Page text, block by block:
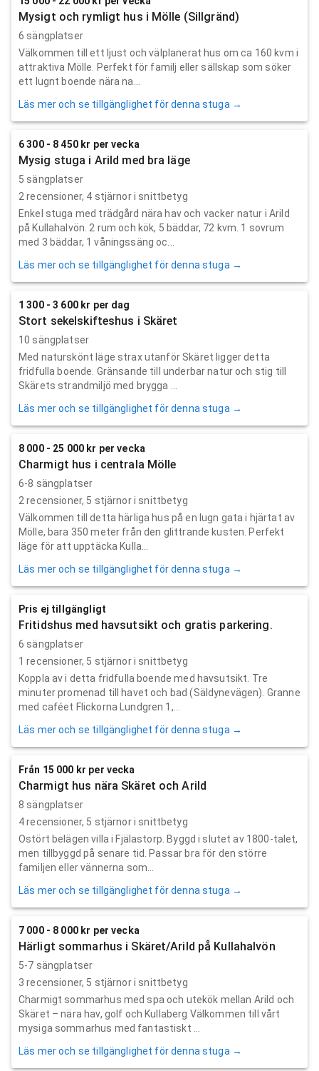
Mysigt och rymligt hus i Mölle (Sillgränd)
6 sängplatser
Välkommen till ett ljust och välplanerat hus om ca 160 kvm i
attraktiva Mölle. Perfekt för familj eller sällskap som söker
ett lugnt boende nära na...
Läs mer och se tillgänglighet för denna stuga →
6 300 - 8 450 kr per vecka
Mysig stuga i Arild med bra läge
5 sängplatser
2 recensioner, 4 stjärnor i snittbetyg
Enkel stuga med trädgård nära hav och vacker natur i Arild
på Kullahalvön. 2 rum och kök, 5 bäddar, 72 kvm. 1 sovrum
med 3 bäddar, 1 våningssäng oc...
Läs mer och se tillgänglighet för denna stuga →
1 300 - 3 600 kr per dag
Stort sekelskifteshus i Skäret
10 sängplatser
Med naturskönt läge strax utanför Skäret ligger detta
fridfulla boende. Gränsande till underbar natur och stig till
Skärets strandmiljö med brygga ...
Läs mer och se tillgänglighet för denna stuga →
8 000 - 25 000 kr per vecka
Charmigt hus i centrala Mölle
6-8 sängplatser
2 recensioner, 5 stjärnor i snittbetyg
Välkommen till detta härliga hus på en lugn gata i hjärtat av
Mölle, bara 350 meter från den glittrande kusten. Perfekt
läge för att upptäcka Kulla...
Läs mer och se tillgänglighet för denna stuga →
Pris ej tillgängligt
Fritidshus med havsutsikt och gratis parkering.
6 sängplatser
1 recensioner, 5 stjärnor i snittbetyg
Koppla av i detta fridfulla boende med havsutsikt. Tre
minuter promenad till havet och bad (Säldynevägen). Granne
med caféet Flickorna Lundgren 1,...
Läs mer och se tillgänglighet för denna stuga →
Från 15 000 kr per vecka
Charmigt hus nära Skäret och Arild
8 sängplatser
4recensioner, 5 stjärnor i snittbetyg
Ostört belägen villa i Fjälastorp. Byggd i slutet av 1800-talet,
men tillbyggd på senare tid. Passar bra för den större
familjen eller vännerna som...
Läs mer och se tillgänglighet för denna stuga →
7 000 - 8 000 kr per vecka
Härligt sommarhus i Skäret/Arild på Kullahalvön
5-7 sängplatser
3 recensioner, 5 stjärnor i snittbetyg
Charmigt sommarhus med spa och utekök mellan Arild och
Skäret – nära hav, golf och Kullaberg Välkommen till vårt
mysiga sommarhus med fantastiskt ...
Läs mer och se tillgänglighet för denna stuga →